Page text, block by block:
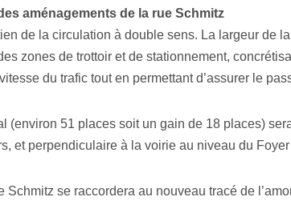
aménagements de la rue Schmitz
de la circulation à double sens. La largeur de
zones de trottoir et de stationnement,
du trafic tout en permettant d’assurer le
(environ 51 places soit un gain de 18 places)
et perpendiculaire à la voirie au niveau du
Schmitz se raccordera au nouveau tracé de